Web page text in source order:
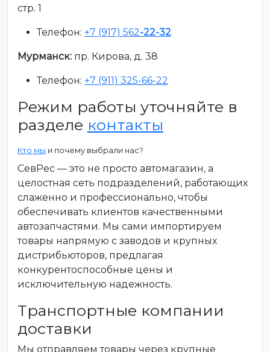
стр. 1
Телефон: +7 (917) 562-22-32
Мурманск: пр. Кирова, д. 38
Телефон: +7 (911) 325-66-22
Режим работы уточняйте в
разделе контакты
Кто мы и почему выбрали нас?
СевРес — это не просто автомагазин, а
целостная сеть подразделений, работающих
слаженно и профессионально, чтобы
обеспечивать клиентов качественными
автозапчастями. Мы сами импортируем
товары напрямую с заводов и крупных
дистрибьюторов, предлагая
конкурентоспособные цены и
исключительную надежность.
Транспортные компании
доставки
Мы отправляем товары через крупные